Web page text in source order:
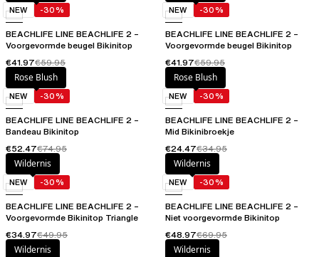
BEACHLIFE LINE BEACHLIFE 2 –
Voorgevormde beugel Bikinitop
€41.97€59.95
NEW -30%
BEACHLIFE LINE BEACHLIFE 2 –
Voorgevormde beugel Bikinitop
€41.97€59.95
NEW -30%
Rose Blush
BEACHLIFE LINE BEACHLIFE 2 –
Bandeau Bikinitop
€52.47€74.95
NEW -30%
Rose Blush
BEACHLIFE LINE BEACHLIFE 2 –
Mid Bikinibroekje
€24.47€34.95
NEW -30%
Wildernis
BEACHLIFE LINE BEACHLIFE 2 –
Voorgevormde Bikinitop Triangle
€34.97€49.95
NEW -30%
Wildernis
BEACHLIFE LINE BEACHLIFE 2 –
Niet voorgevormde Bikinitop
€48.97€69.95
NEW -30%
Wildernis Wildernis